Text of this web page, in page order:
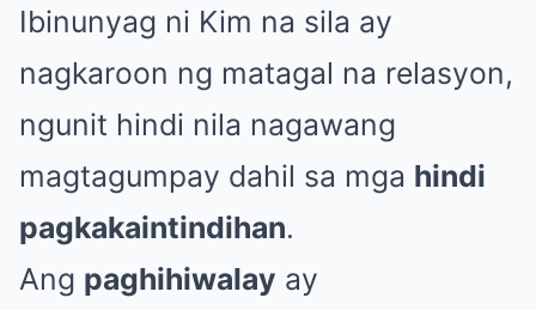
Ibinunyag ni Kim na sila ay
nagkaroon ng matagal na relasyon,
ngunit hindi nila nagawang
magtagumpay dahil sa mga hindi
pagkakaintindihan.
Ang paghihiwalay ay